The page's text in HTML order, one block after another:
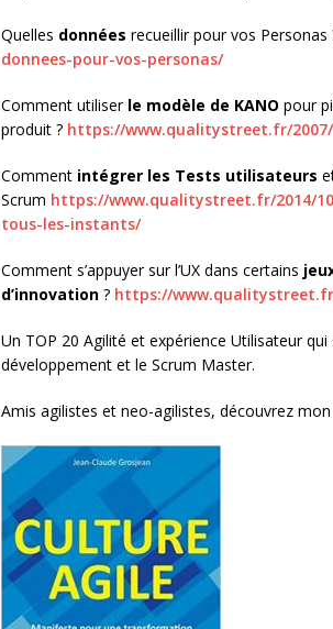
Quelles données recueillir pour vos Personas
donnees-pour-vos-personas/
Comment utiliser le modèle de KANO pour
produit ? https://www.qualitystreet.fr/
Comment intégrer les Tests utilisateurs
Scrum https://www.qualitystreet.fr/2014/
tous-les-instants/
Comment s’appuyer sur l’UX dans certains
d’innovation ? https://
Un TOP 20 Agilité et expérience Utilisateur
développement et le Scrum Master.
Amis agilistes et neo-agilistes, découvrez